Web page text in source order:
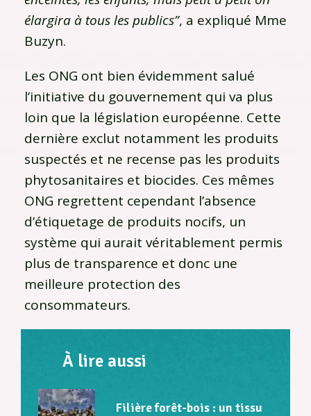
élargira à tous les publics”, a expliqué Mme
Buzyn.
Les ONG ont bien évidemment salué
l’initiative du gouvernement qui va plus
loin que la législation européenne. Cette
dernière exclut notamment les produits
suspectés et ne recense pas les produits
phytosanitaires et biocides. Ces mêmes
ONG regrettent cependant l’absence
d’étiquetage de produits nocifs, un
système qui aurait véritablement permis
plus de transparence et donc une
meilleure protection des
consommateurs.
À lire aussi
Filière forêt-bois : un tissu